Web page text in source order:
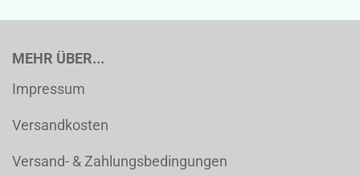
MEHR ÜBER...
Impressum
Versandkosten
Versand- & Zahlungsbedingungen